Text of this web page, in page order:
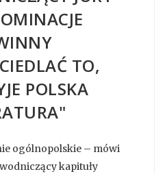
TO,
POLSKA
ogólnopolskie – mówi
kapituły